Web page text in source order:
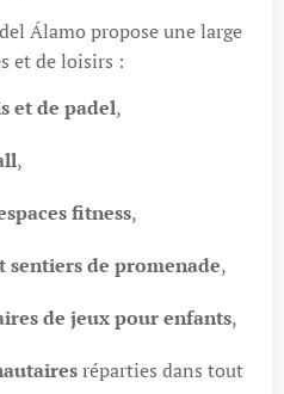
Álamo propose une large
et de loisirs :
et de padel,
,
fitness,
sentiers de promenade,
de jeux pour enfants,
réparties dans tout